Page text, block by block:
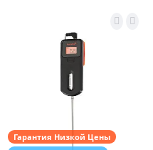
Гарантия Низкой Цены